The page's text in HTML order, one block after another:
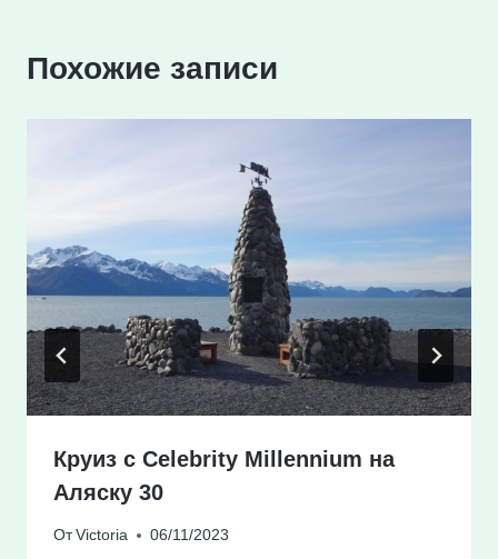
Похожие записи
Круиз с Celebrity Millennium на
Аляску 30
От Victoria 06/11/2023